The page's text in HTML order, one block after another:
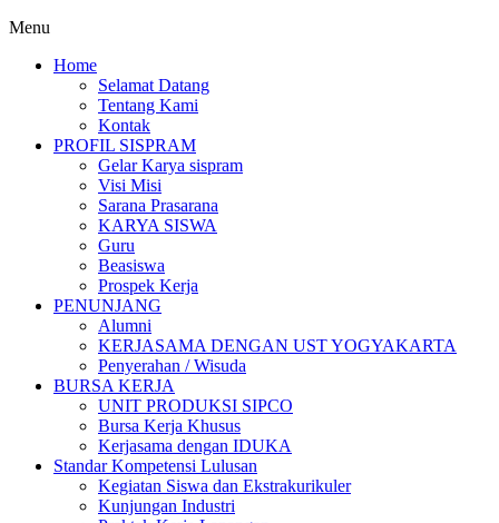
Menu
Home
Selamat Datang
Tentang Kami
Kontak
PROFIL SISPRAM
Gelar Karya sispram
Visi Misi
Sarana Prasarana
KARYA SISWA
Guru
Beasiswa
Prospek Kerja
PENUNJANG
Alumni
KERJASAMA DENGAN UST YOGYAKARTA
Penyerahan / Wisuda
BURSA KERJA
UNIT PRODUKSI SIPCO
Bursa Kerja Khusus
Kerjasama dengan IDUKA
Standar Kompetensi Lulusan
Kegiatan Siswa dan Ekstrakurikuler
Kunjungan Industri